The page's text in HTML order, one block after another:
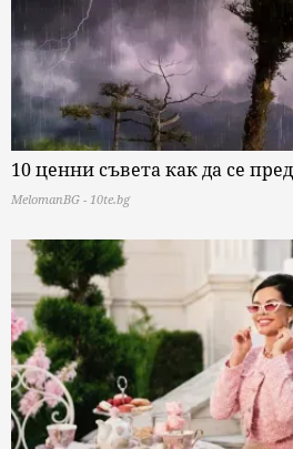
10 ценни съвета как да се
MelomanBG - 10te.bg